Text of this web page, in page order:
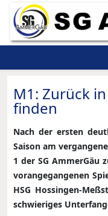
M1: Zurück
finden
Nach der ersten
Saison am
1 der SG AmmerGäu
vorangegangenen
HSG Hossingen-
schwieriges